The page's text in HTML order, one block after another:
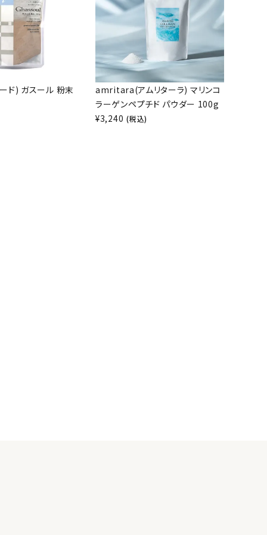
ド) ガスール 粉末
amritara(アムリターラ) マリンコ
ラーゲンペプチド パウダー 100g
¥3,240 (税込)